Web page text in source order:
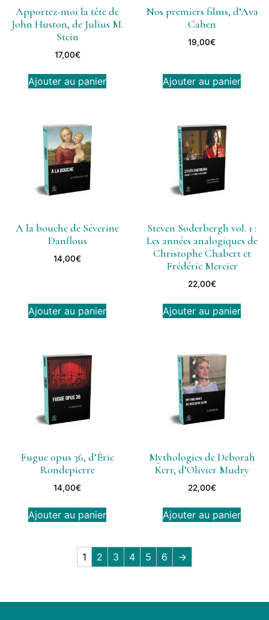
Apportez-moi la tête de
John Huston, de Julius M.
Stein
17,00€
Ajouter au panier
Nos premiers films, d’Ava
Cahen
19,00€
Ajouter au panier
A la bouche de Séverine
Danflous
14,00€
Ajouter au panier
Steven Soderbergh vol. 1 :
Les années analogiques de
Christophe Chabert et
Frédéric Mercier
22,00€
Ajouter au panier
Fugue opus 36, d’Éric
Rondepierre
14,00€
Ajouter au panier
Mythologies de Deborah
Kerr, d’Olivier Mudry
22,00€
Ajouter au panier
1 2 3 4 5 6 →